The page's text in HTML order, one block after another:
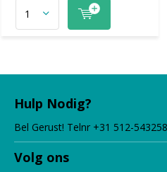
Hulp Nodig?
Bel Gerust! Telnr +31 512-543258
Volg ons